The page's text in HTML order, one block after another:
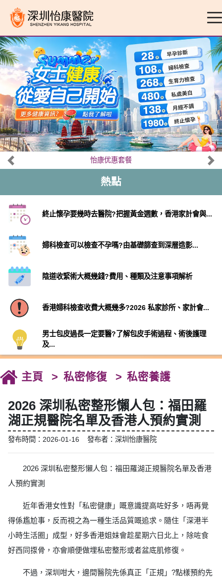
怡康优惠套餐
熱點
終止懷孕要幾時去醫院?把握黃金週數，香港家計會與...
婦科檢查可以檢查不孕嗎?由基礎篩查到深層造影...
陰道收緊術大概幾錢?費用、種類及注意事項解析
香港婦科檢查收費大概幾多?2026 私家診所、家計會...
男士包皮過長一定要醫?了解包皮手術過程、術後護理
及...
主頁 私密修復 私密養護
2026 深圳私密整形懶人包：福田羅
湖正規醫院名單及香港人預約實測
發布時間：2026-01-16 發布者：深圳怡康醫院
2026 深圳私密整形懶人包：福田羅湖正規醫院名單及香港
人預約實測
近年香港女性對「私密健康」嘅意識提高咗好多，唔再覺
得係尷尬事，反而視之為一種生活品質嘅追求。隨住「深港半
小時生活圈」成型，好多香港姐妹會趁星期六日北上，除咗食
好西同揼骨，亦會順便做埋私密整形或者盆底肌修復。
不過，深圳咁大，邊間醫院先係真正「正規」?點樣預約先